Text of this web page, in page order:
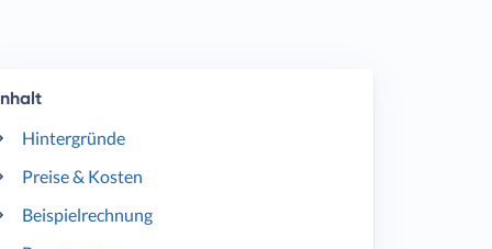
Hintergründe
Preise & Kosten
Beispielrechnung